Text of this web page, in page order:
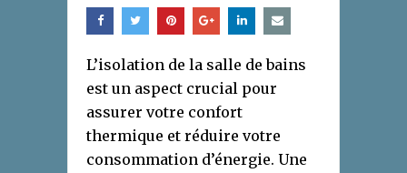
L’isolation de la salle de bains
est un aspect crucial pour
assurer votre confort
thermique et réduire votre
consommation d’énergie. Une